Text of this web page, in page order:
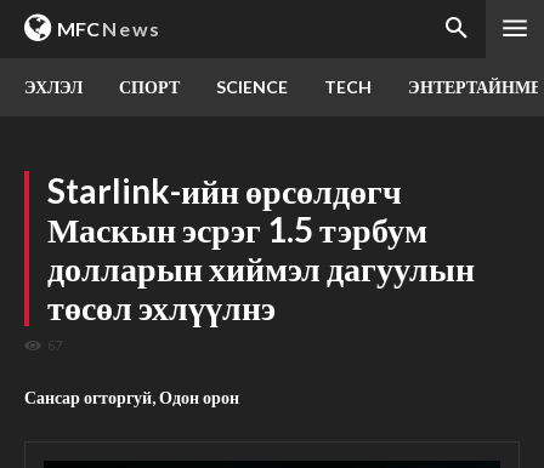
MFCNews
ЭХЛЭЛ СПОРТ SCIENCE TECH
Starlink-ийн өрсөлдөгч
Маскын эсрэг 1.5 тэрбум
долларын хиймэл дагуулын
төсөл эхлүүлнэ
67
Сансар огторгуй, Одон орон